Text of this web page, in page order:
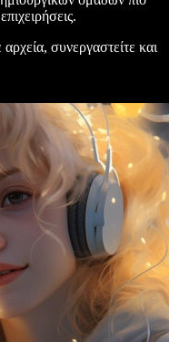
συνεργαστείτε και